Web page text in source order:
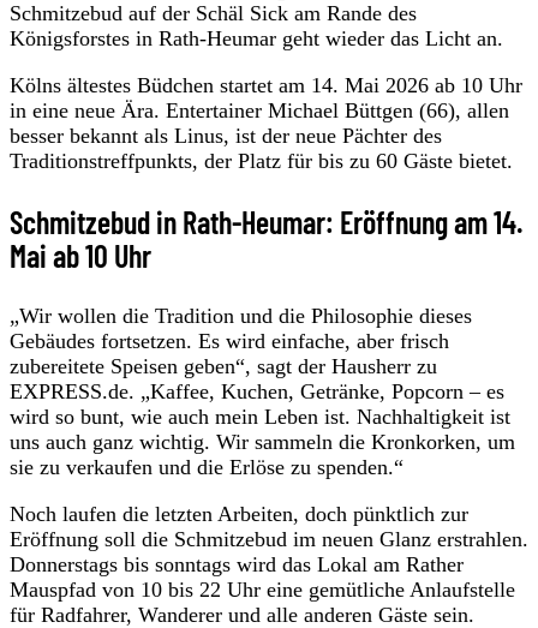
Schmitzebud auf der Schäl Sick am Rande des
Königsforstes in Rath-Heumar geht wieder das Licht an.
Kölns ältestes Büdchen startet am 14. Mai 2026 ab 10 Uhr
in eine neue Ära. Entertainer Michael Büttgen (66), allen
besser bekannt als Linus, ist der neue Pächter des
Traditionstreffpunkts, der Platz für bis zu 60 Gäste bietet.
Schmitzebud in Rath-Heumar: Eröffnung am 14.
Mai ab 10 Uhr
„Wir wollen die Tradition und die Philosophie dieses
Gebäudes fortsetzen. Es wird einfache, aber frisch
zubereitete Speisen geben“, sagt der Hausherr zu
EXPRESS.de. „Kaffee, Kuchen, Getränke, Popcorn – es
wird so bunt, wie auch mein Leben ist. Nachhaltigkeit ist
uns auch ganz wichtig. Wir sammeln die Kronkorken, um
sie zu verkaufen und die Erlöse zu spenden.“
Noch laufen die letzten Arbeiten, doch pünktlich zur
Eröffnung soll die Schmitzebud im neuen Glanz erstrahlen.
Donnerstags bis sonntags wird das Lokal am Rather
Mauspfad von 10 bis 22 Uhr eine gemütliche Anlaufstelle
für Radfahrer, Wanderer und alle anderen Gäste sein.